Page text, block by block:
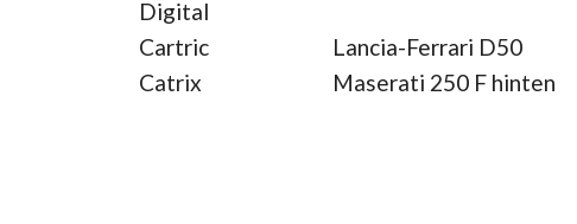
Digital
Cartric Lancia-Ferrari D50
Catrix
Maserati 250 F hinten